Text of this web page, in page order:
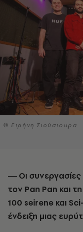
© Ειρήνη Σιούσιουρα
― Οι συνεργασίες στο άλμπουμ είναι πολλές, από
τον Pan Pan και
100 seirene και
ένδειξη μιας